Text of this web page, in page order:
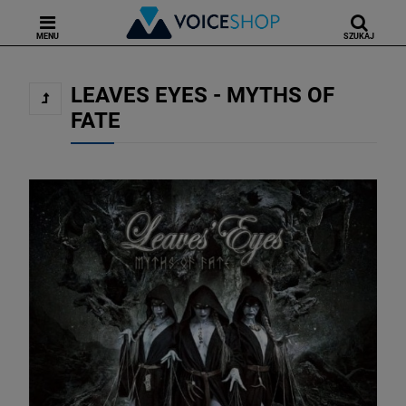
MENU SZUKAJ
LEAVES EYES - MYTHS OF
FATE